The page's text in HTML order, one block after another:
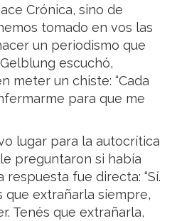
Crónica, sino de
tomado en vos las
un periodismo que
escuchó,
meter un chiste: “Cada
para que me
lugar para la autocrítica
preguntaron si había
fue directa: “Sí.
extrañarla siempre,
Tenés que extrañarla,